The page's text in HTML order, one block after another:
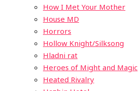
How I Met Your Mother
House MD
Horrors
Hollow Knight/Silksong
Hladni rat
Heroes of Might and Magic
Heated Rivalry